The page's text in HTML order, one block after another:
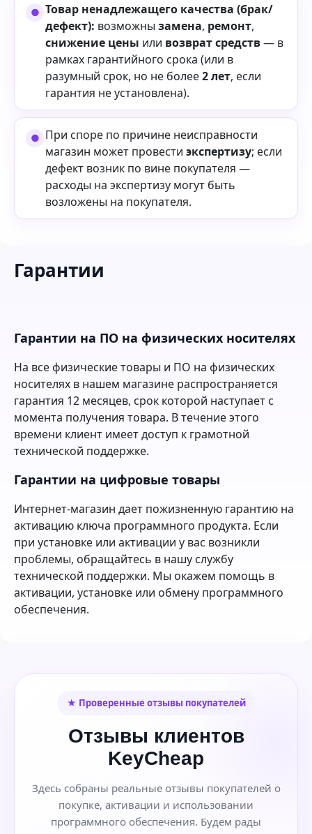
Товар ненадлежащего качества (брак/
дефект): возможны замена, ремонт,
снижение цены или возврат средств— в
рамках гарантийного срока (или в
разумный срок, но не более2 лет, если
гарантия не установлена).
При споре по причине неисправности
магазин может провести экспертизу; если
дефект возник по вине покупателя —
расходы на экспертизу могут быть
возложены на покупателя.
Гарантии
Гарантии на ПО на физических носителях
На все физические товары и ПО на физических
носителях в нашем магазине распространяется
гарантия 12 месяцев, срок которой наступает с
момента получения товара. В течение этого
времени клиент имеет доступ к грамотной
технической поддержке.
Гарантии на цифровые товары
Интернет-магазин дает пожизненную гарантию на
активацию ключа программного продукта. Если
при установке или активации у вас возникли
проблемы, обращайтесь в нашу службу
технической поддержки. Мы окажем помощь в
активации, установке или обмену программного
обеспечения.
★ Проверенные отзывы покупателей
Отзывы клиентов
KeyCheap
Здесь собраны реальные отзывы покупателей о
покупке, активации и использовании
программного обеспечения. Будем рады